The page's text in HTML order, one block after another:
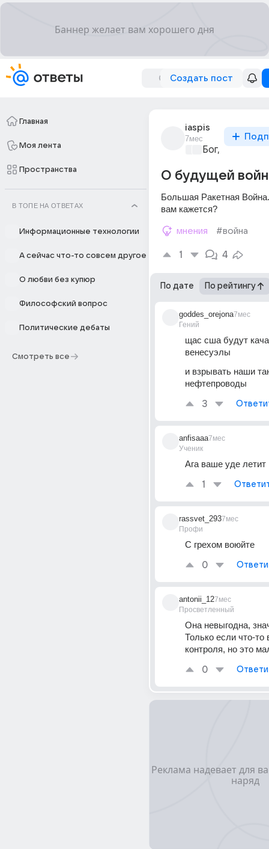
Создать пост
Главная
Моя лента
Пространства
В ТОПЕ НА ОТВЕТАХ
Информационные технологии
А сейчас что-то совсем другое
О любви без купюр
Философский вопрос
Политические дебаты
Смотреть все
iaspis
7мес
Бог, вера,
О будущей
Большая Ракетная
вам кажется?
мнения #война
1 4
По дате По рейтингу
goddes_orejona
Гений
7мес
щас сша будут
венесуэлы
и взрывать наши
нефтепроводы
3
anfisaaa
Ученик
7мес
Ага ваше уде
1
rassvet_293
Профи
7мес
С грехом воюйте
0
antonii_12
Просветленный
7мес
Она невыгодна,
Только если что-то
контроля, но это
0